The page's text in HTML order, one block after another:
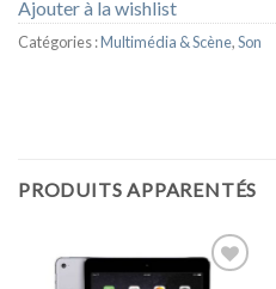
Ajouter à la wishlist
Catégories :Multimédia & Scène,Son
PRODUITS APPARENTÉS